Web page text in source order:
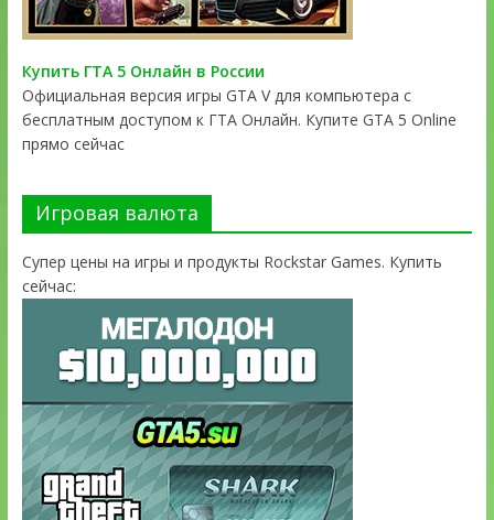
Купить ГТА 5 Онлайн в России
Официальная версия игры GTA V для компьютера с
бесплатным доступом к ГТА Онлайн. Купите GTA 5 Online
прямо сейчас
Игровая валюта
Супер цены на игры и продукты Rockstar Games. Купить
сейчас: